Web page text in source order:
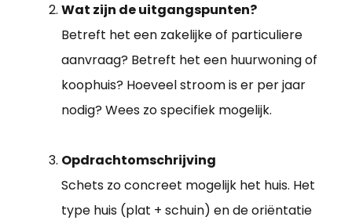
Wat zijn de uitgangspunten?
Betreft het een zakelijke of particuliere
aanvraag? Betreft het een huurwoning of
koophuis? Hoeveel stroom is er per jaar
nodig? Wees zo specifiek mogelijk.
Opdrachtomschrijving
Schets zo concreet mogelijk het huis. Het
type huis (plat + schuin) en de oriëntatie